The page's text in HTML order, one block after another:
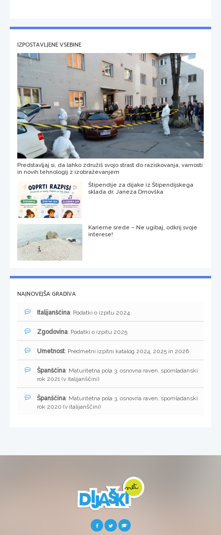
IZPOSTAVLJENE VSEBINE
Predstavljaj si, da lahko združiš svojo strast do raziskovanja, varnosti
in novih tehnologij z izobraževanjem
Štipendije za dijake iz Štipendijskega
sklada dr. Janeza Drnovška
Karierne srede – Ne ugibaj, odkrij svoje
interese!
NAJNOVEJŠA GRADIVA
Italijanščina: Podatki o izpitu 2024
Zgodovina: Podatki o izpitu 2025
Umetnost: Predmetni izpitni katalog 2024, 2025 in 2026
Španščina: Maturitetna pola 3, osnovna raven, spomladanski
rok 2021 (v italijanščini)
Španščina: Maturitetna pola 3, osnovna raven, spomladanski
rok 2020 (v italijanščini)